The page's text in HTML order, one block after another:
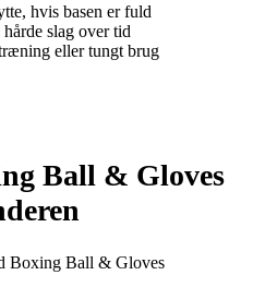
hvis basen er fuld
slag over tid
eller tungt brug
Ball & Gloves